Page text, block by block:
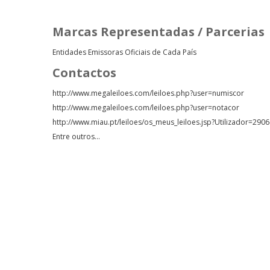
Marcas Representadas / Parcerias
Entidades Emissoras Oficiais de Cada País
Contactos
http://www.megaleiloes.com/leiloes.php?user=numiscor
http://www.megaleiloes.com/leiloes.php?user=notacor
http://www.miau.pt/leiloes/
Entre outros...